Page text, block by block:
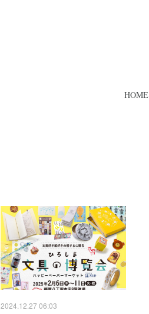
HOME
2024.12.27 06:03